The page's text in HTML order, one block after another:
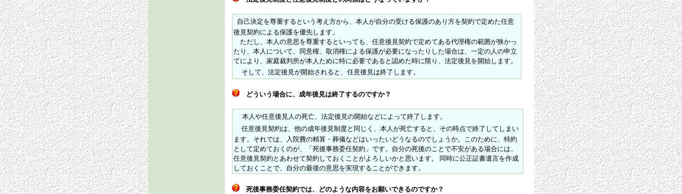
自己決定を尊重するという考え方から、本人が自分の受ける保護のあり方を契約で定めた任意
後見契約による保護を優先します。
ただし、本人の意思を尊重するといっても、任意後見契約で定めてある代理権の範囲が狭かっ
たり、本人について、同意権、取消権による保護が必要になったりした場合は、一定の人の申立
てにより、家庭裁判所が本人ために特に必要であると認めた時に限り、法定後見を開始します。
そして、法定後見が開始されると、任意後見は終了します。
どういう場合に、成年後見は終了するのですか？
本人や任意後見人の死亡、法定後見の開始などによって終了します。
任意後見契約は、他の成年後見制度と同じく、本人が死亡すると、その時点で終了してしまい
ます。それでは、入院費の精算・葬儀などはいったいどうなるのでしょうか。このために、特約
として定めておくのが、「死後事務委任契約」です。自分の死後のことで不安がある場合には、
任意後見契約とあわせて契約しておくことがよろしいかと思います。 同時に公正証書遺言を作成
しておくことで、自分の最後の意思を実現することができます。
死後事務委任契約では、どのような内容をお願いできるのですか？